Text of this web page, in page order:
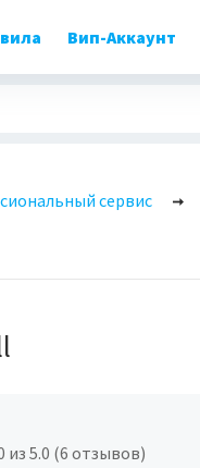
Вип-Аккаунт
сервис
из 5.0 (6 отзывов)